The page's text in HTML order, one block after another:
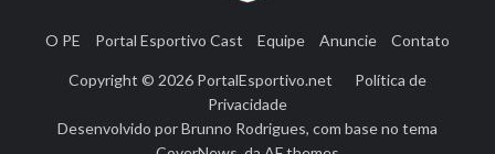
O PE Portal Esportivo Cast Equipe Anuncie Contato
Copyright © 2026 PortalEsportivo.net
Política de
Privacidade
Desenvolvido porBrunno Rodrigues, com base no tema